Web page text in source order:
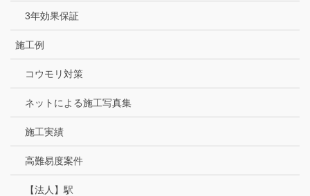
3年効果保証
施工例
コウモリ対策
ネットによる施工写真集
施工実績
高難易度案件
【法人】駅